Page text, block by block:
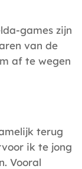
games zijn
van de
af te wegen
terug
ik te jong
Vooral